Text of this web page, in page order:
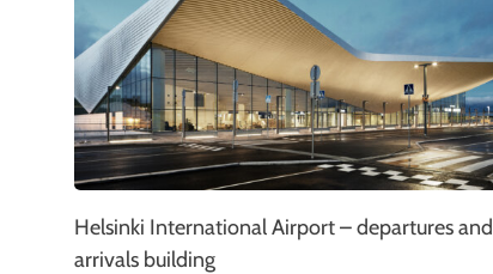
Helsinki International Airport – departures and
arrivals building